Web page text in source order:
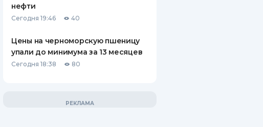
нефти
Сегодня 19:46 40
Цены на черноморскую пшеницу
упали до минимума за 13 месяцев
Сегодня 18:38 80